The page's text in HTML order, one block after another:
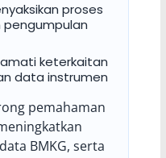
proses
pengumpulan
keterkaitan
data instrumen
pemahaman
BMKG, serta